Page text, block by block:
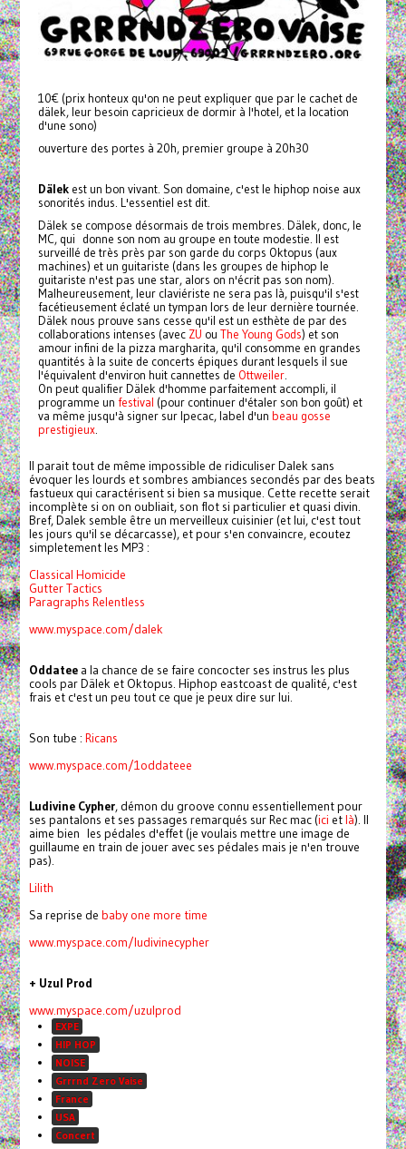
10€ (prix honteux qu'on ne peut expliquer que par le cachet de
dälek, leur besoin capricieux de dormir à l'hotel, et la location
d'une sono)
ouverture des portes à 20h, premier groupe à 20h30
Dälekest un bon vivant. Son domaine, c'est le hiphop noise aux
sonorités indus. L'essentiel est dit.
Dälek se compose désormais de trois membres. Dälek, donc, le
MC, qui donne son nom au groupe en toute modestie. Il est
surveillé de très près par son garde du corps Oktopus (aux
machines) et un guitariste (dans les groupes de hiphop le
guitariste n'est pas une star, alors on n'écrit pas son nom).
Malheureusement, leur claviériste ne sera pas là, puisqu'il s'est
facétieusement éclaté un tympan lors de leur dernière tournée.
Dälek nous prouve sans cesse qu'il est un esthète de par des
collaborations intenses (avec ZU ou The Young Gods) et son
amour infini de la pizza margharita, qu'il consomme en grandes
quantités à la suite de concerts épiques durant lesquels il sue
l'équivalent d'environ huit cannettes de Ottweiler.
On peut qualifier Dälek d'homme parfaitement accompli, il
programme un festival (pour continuer d'étaler son bon goût) et
va même jusqu'à signer sur Ipecac, label d'un beau gosse
prestigieux.
Il parait tout de même impossible de ridiculiser Dalek sans
évoquer les lourds et sombres ambiances secondés par des beats
fastueux qui caractérisent si bien sa musique. Cette recette serait
incomplète si on on oubliait, son flot si particulier et quasi divin.
Bref, Dalek semble être un merveilleux cuisinier (et lui, c'est tout
les jours qu'il se décarcasse), et pour s'en convaincre, ecoutez
simpletement les MP3 :
Classical Homicide
Gutter Tactics
Paragraphs Relentless
www.myspace.com/dalek
Oddateea la chance de se faire concocter ses instrus les plus
cools par Dälek et Oktopus. Hiphop eastcoast de qualité, c'est
frais et c'est un peu tout ce que je peux dire sur lui.
Son tube : Ricans
www.myspace.com/1oddateee
Ludivine Cypher, démon du groove connu essentiellement pour
ses pantalons et ses passages remarqués sur Rec mac (ici etlà). Il
aime bien les pédales d'effet (je voulais mettre une image de
guillaume en train de jouer avec ses pédales mais je n'en trouve
pas).
Lilith
Sa reprise de baby one more time
www.myspace.com/ludivinecypher
+ Uzul Prod
www.myspace.com/uzulprod
EXPE
HIP HOP
NOISE
Grrrnd Zero Vaise
France
USA
Concert